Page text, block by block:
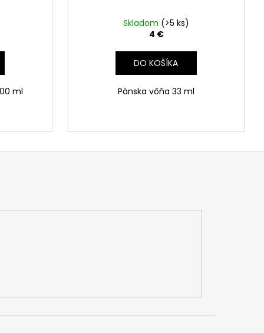
ml
Skladom (>5 ks)
4 €
DO KOŠÍKA
Pánska vôňa 33 ml